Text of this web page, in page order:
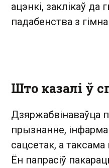
ацэнкі, заклікаў да
падабенства з
Што казалі ў
Дзяржабвінаваўца
прызнанне,
сацсетак, а
Ён папрасіў